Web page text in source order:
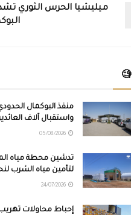
ميليشيا الحرس الثوري
🧐
منفذ البوكمال
واستقبال آلاف
تدشين محطة مياه
لتأمين مياه الشرب لنحو 18 ألف
إحباط محاولات